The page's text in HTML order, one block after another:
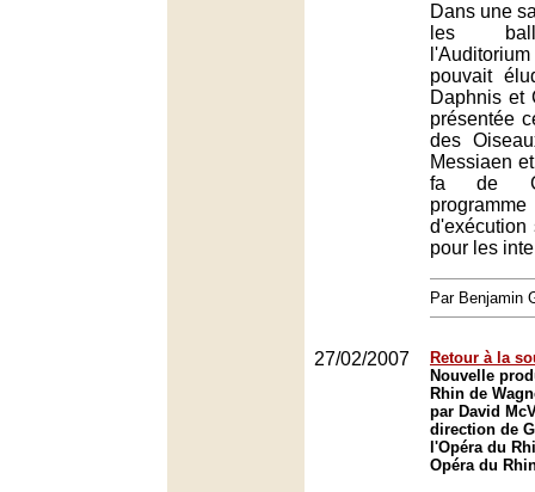
Dans une
les
pouvait
Daphnis et
présentée
des
Messiaen
fa de
d'exécution
pour les
Par Benjamin
27/02/2007
Retour à la
Nouvelle
Rhin de
par David
direction de
l'Opéra du
Opéra du